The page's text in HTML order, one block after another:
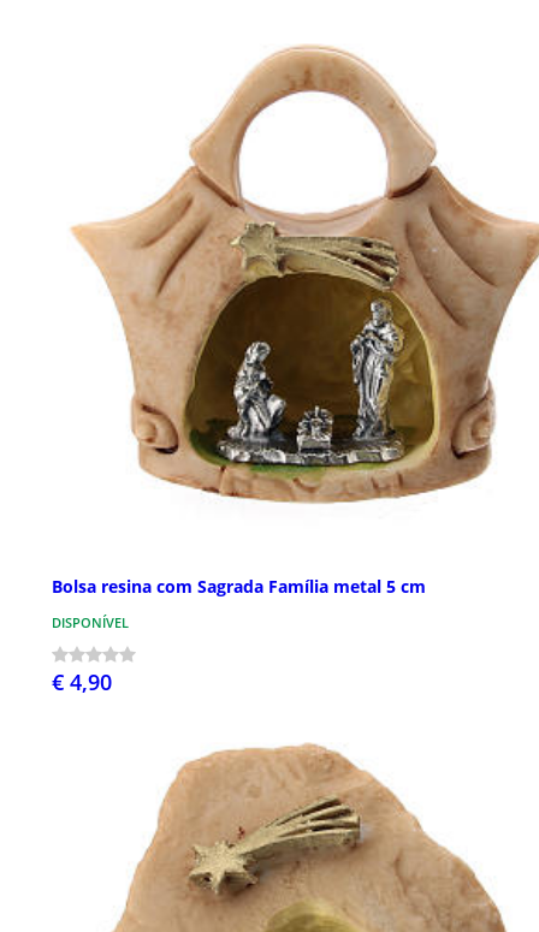
Bolsa resina com Sagrada Família metal 5 cm
DISPONÍVEL
€ 4,90